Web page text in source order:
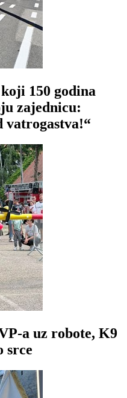
150 godina
zajednicu:
vatrogastva!“
a uz robote, K9
srce